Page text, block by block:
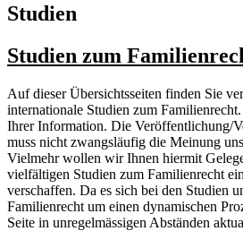
Studien
Studien zum
Auf dieser Übersichtsseiten finden Sie
internationale Studien zum
Ihrer Information. Die Veröffentlichung/
muss nicht zwangsläufig die Meinung
Vielmehr wollen wir Ihnen hiermit
vielfältigen Studien zum Familienrecht
verschaffen. Da es sich bei den Studien
Familienrecht um einen dynamischen
Seite in unregelmässigen Abständen